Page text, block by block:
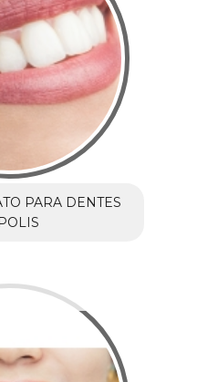
PARA DENTES